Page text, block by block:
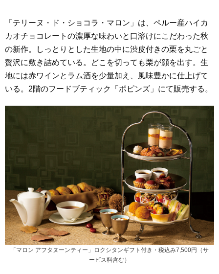
「テリーヌ・ド・ショコラ・マロン」は、ペルー産ハイカ
カオチョコレートの濃厚な味わいと口溶けにこだわった秋
の新作。しっとりとした生地の中に渋皮付きの栗を丸ごと
贅沢に敷き詰めている。どこを切っても栗が顔を出す。生
地には赤ワインとラム酒を少量加え、風味豊かに仕上げて
いる。2階のフードブティック「ポピンズ」にて販売する。
「マロン アフタヌーンティー」ロクシタンギフト付き・税込み7,500円（サ
ービス料含む）